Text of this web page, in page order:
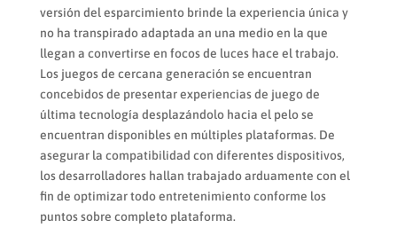
versión del esparcimiento brinde la experiencia única y
no ha transpirado adaptada an una medio en la que
llegan a convertirse en focos de luces hace el trabajo.
Los juegos de cercana generación se encuentran
concebidos de presentar experiencias de juego de
última tecnología desplazándolo hacia el pelo se
encuentran disponibles en múltiples plataformas. De
asegurar la compatibilidad con diferentes dispositivos,
los desarrolladores hallan trabajado arduamente con el
fin de optimizar todo entretenimiento conforme los
puntos sobre completo plataforma.